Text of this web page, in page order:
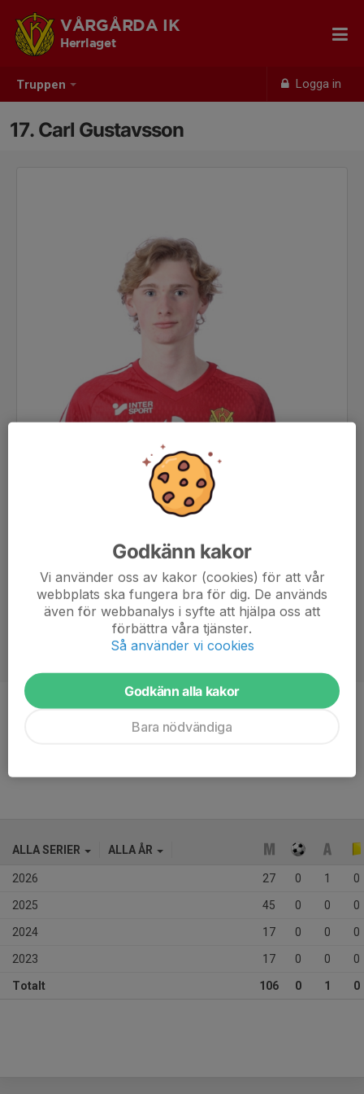
Truppen Logga in
VÅRGÅRDA IK
Herrlaget
17. Carl Gustavsson
ALLA SERIER ALLA ÅR
2026 27 0 1 0
2025 45 0 0 0
2024 17 0 0 0
2023 17 0 0 0
Totalt 106 0 1 0
Godkänn kakor
Vi använder oss av kakor (cookies) för att vår
webbplats ska fungera bra för dig. De används
även för webbanalys i syfte att hjälpa oss att
förbättra våra tjänster.
Så använder vi cookies
Godkänn alla kakor
Bara nödvändiga